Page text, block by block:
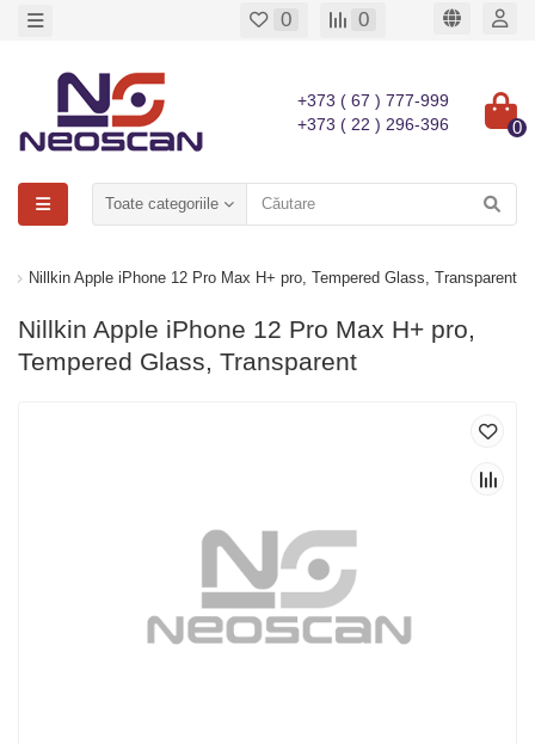
0 0
+373 ( 67 ) 777-999
+373 ( 22 ) 296-396
0
Toate categoriile
Nillkin Apple iPhone 12 Pro Max H+ pro, Tempered Glass, Transparent
Nillkin Apple iPhone 12 Pro Max H+ pro,
Tempered Glass, Transparent